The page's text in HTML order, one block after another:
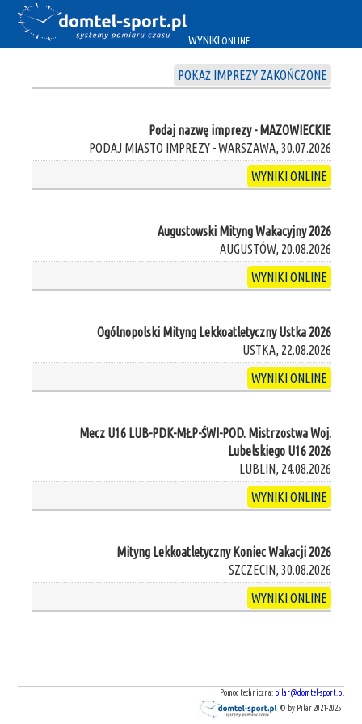
WYNIKI ONLINE
POKAŻ IMPREZY ZAKOŃCZONE
Podaj nazwę imprezy - MAZOWIECKIE
PODAJ MIASTO IMPREZY - WARSZAWA, 30.07.2026
WYNIKI ONLINE
Augustowski Mityng Wakacyjny 2026
AUGUSTÓW, 20.08.2026
WYNIKI ONLINE
Ogólnopolski Mityng Lekkoatletyczny Ustka 2026
USTKA, 22.08.2026
WYNIKI ONLINE
Mecz U16 LUB-PDK-MŁP-ŚWI-POD. Mistrzostwa Woj.
Lubelskiego U16 2026
LUBLIN, 24.08.2026
WYNIKI ONLINE
Mityng Lekkoatletyczny Koniec Wakacji 2026
SZCZECIN, 30.08.2026
WYNIKI ONLINE
Pomoc techniczna: pilar@domtel-sport.pl
© by Pilar 2021-2025